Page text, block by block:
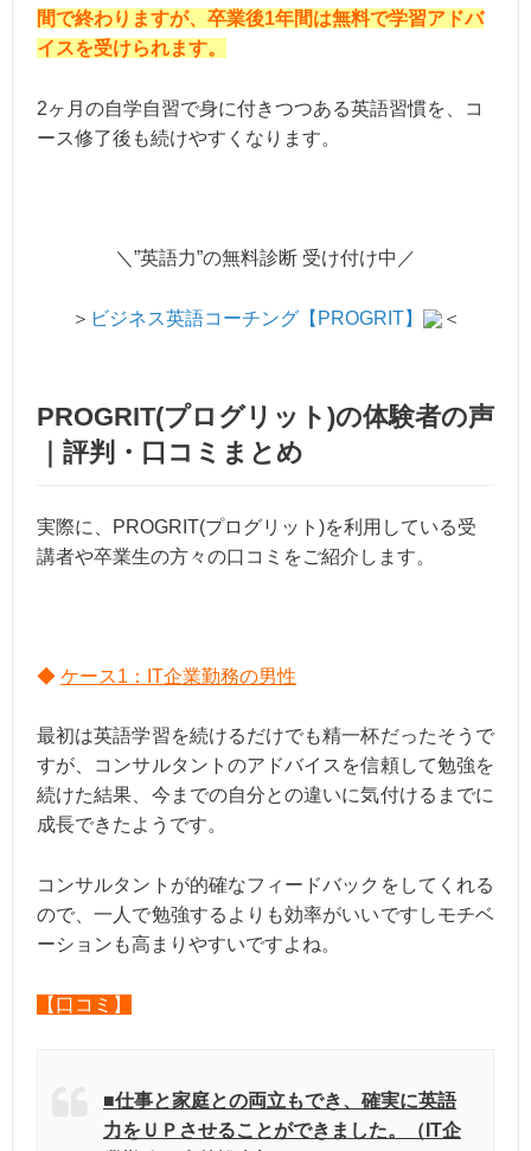
間で終わりますが、卒業後1年間は無料で学習アドバ
イスを受けられます。
2ヶ月の自学自習で身に付きつつある英語習慣を、コ
ース修了後も続けやすくなります。
＼”英語力”の無料診断 受け付け中／
＞ ビジネス英語コーチング【PROGRIT】 ＜
PROGRIT(プログリット)の体験者の声
｜評判・口コミまとめ
実際に、PROGRIT(プログリット)を利用している受
講者や卒業生の方々の口コミをご紹介します。
◆ ケース1：IT企業勤務の男性
最初は英語学習を続けるだけでも精一杯だったそうで
すが、コンサルタントのアドバイスを信頼して勉強を
続けた結果、今までの自分との違いに気付けるまでに
成長できたようです。
コンサルタントが的確なフィードバックをしてくれる
ので、一人で勉強するよりも効率がいいですしモチベ
ーションも高まりやすいですよね。
【口コミ】
■仕事と家庭との両立もでき、確実に英語
力をＵＰさせることができました。（IT企